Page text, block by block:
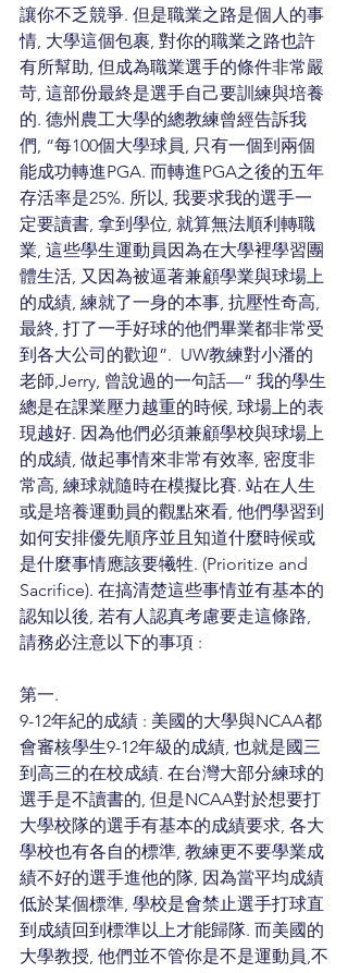
讓你不乏競爭. 但是職業之路是個人的事
情, 大學這個包裹, 對你的職業之路也許
有所幫助, 但成為職業選手的條件非常嚴
苛, 這部份最終是選手自己要訓練與培養
的. 德州農工大學的總教練曾經告訴我
們, “每100個大學球員, 只有一個到兩個
能成功轉進PGA. 而轉進PGA之後的五年
存活率是25%. 所以, 我要求我的選手一
定要讀書, 拿到學位, 就算無法順利轉職
業, 這些學生運動員因為在大學裡學習團
體生活, 又因為被逼著兼顧學業與球場上
的成績, 練就了一身的本事, 抗壓性奇高,
最終, 打了一手好球的他們畢業都非常受
到各大公司的歡迎”.  UW教練對小潘的
老師,Jerry, 曾說過的一句話—“ 我的學生
總是在課業壓力越重的時候, 球場上的表
現越好. 因為他們必須兼顧學校與球場上
的成績, 做起事情來非常有效率, 密度非
常高, 練球就隨時在模擬比賽. 站在人生
或是培養運動員的觀點來看, 他們學習到
如何安排優先順序並且知道什麼時候或
是什麼事情應該要犧牲. (Prioritize and
Sacrifice). 在搞清楚這些事情並有基本的
認知以後, 若有人認真考慮要走這條路,
請務必注意以下的事項 :
第一.
9-12年紀的成績 : 美國的大學與NCAA都
會審核學生9-12年級的成績, 也就是國三
到高三的在校成績. 在台灣大部分練球的
選手是不讀書的, 但是NCAA對於想要打
大學校隊的選手有基本的成績要求, 各大
學校也有各自的標準, 教練更不要學業成
績不好的選手進他的隊, 因為當平均成績
低於某個標準, 學校是會禁止選手打球直
到成績回到標準以上才能歸隊. 而美國的
大學教授, 他們並不管你是不是運動員,不